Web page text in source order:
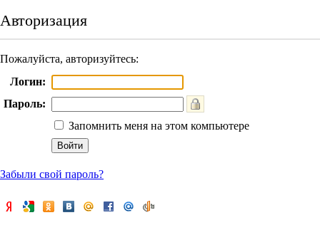
Авторизация
Пожалуйста, авторизуйтесь:
Логин:
Пароль:
Запомнить меня на этом компьютере
Забыли свой пароль?